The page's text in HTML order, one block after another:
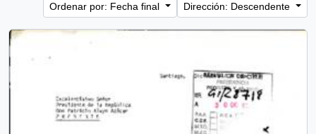
Ordenar por: Fecha final
Dirección: Descendente